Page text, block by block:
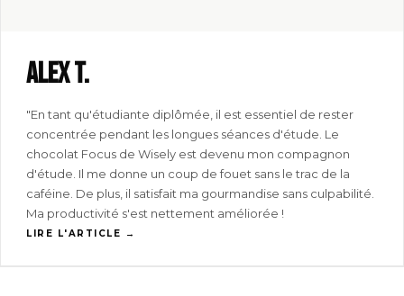
Alex T.
"En tant qu'étudiante diplômée, il est essentiel de rester
concentrée pendant les longues séances d'étude. Le
chocolat Focus de Wisely est devenu mon compagnon
d'étude. Il me donne un coup de fouet sans le trac de la
caféine. De plus, il satisfait ma gourmandise sans culpabilité.
Ma productivité s'est nettement améliorée !
LIRE L'ARTICLE →